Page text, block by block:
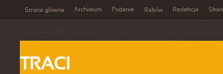
Strona główna Archiwum Podanie Raków Redakcja
TRACI